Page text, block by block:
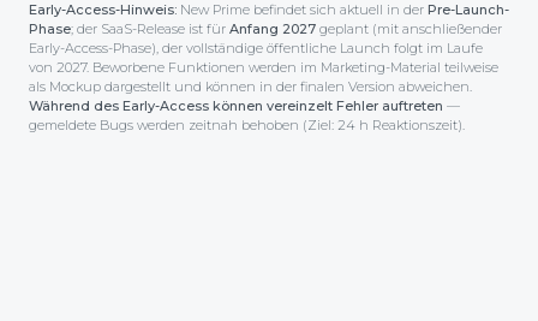
Early-Access-Hinweis: New Prime befindet sich aktuell in der Pre-Launch-
Phase; der SaaS-Release ist für Anfang 2027 geplant (mit anschließender
Early-Access-Phase), der voll­ständige öffentliche Launch folgt im Laufe
von 2027. Beworbene Funktionen werden im Marketing-Material teilweise
als Mockup dargestellt und können in der finalen Version abweichen.
Während des Early-Access können vereinzelt Fehler auftreten —
gemeldete Bugs werden zeitnah behoben (Ziel: 24 h Reaktionszeit).